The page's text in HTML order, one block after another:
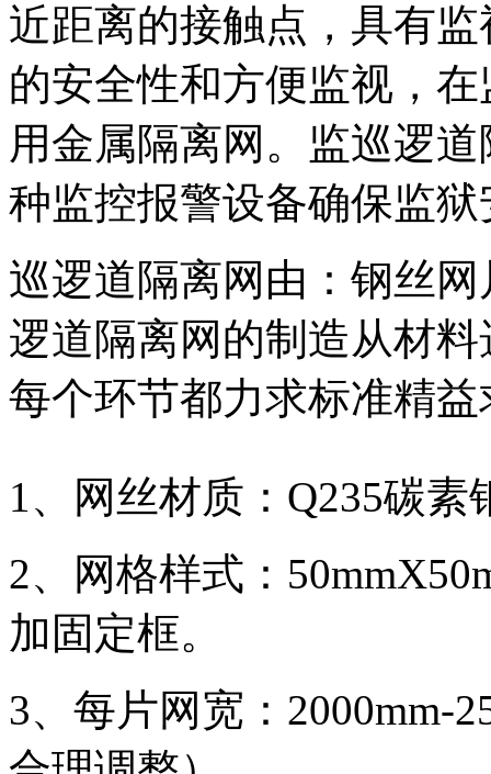
近距离的接触点，具有
的安全性和方便监视，
用金属隔离网。监巡逻
种监控报警设备确保监
巡逻道隔离网由：钢丝
逻道隔离网的制造从材
每个环节都力求标准精益
1、网丝材质：Q235碳素
2、网格样式：
加固定框。
3、每片网宽：2000mm-